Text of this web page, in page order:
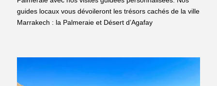
guides locaux vous dévoileront les trésors cachés de la ville
Marrakech : la Palmeraie et Désert d’Agafay